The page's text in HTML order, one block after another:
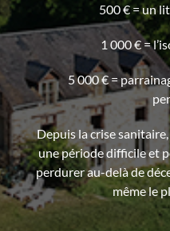
500 € = un
1 000 € =
5 000 € =
Depuis la crise
une période difficile et
perdurer au-delà de
même le